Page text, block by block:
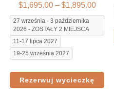
$1,695.00 – $1,895.00
27 września - 3 października
2026 - ZOSTAŁY 2 MIEJSCA
11-17 lipca 2027
19-25 września 2027
Rezerwuj wycieczkę